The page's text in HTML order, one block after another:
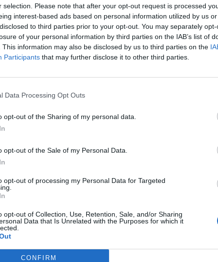
selection. Please note that after your opt-out request is processed
interest-based ads based on personal information utilized by us
to third parties prior to your opt-out. You may separately
of your personal information by third parties on the IAB’s list of
This information may also be disclosed by us to third parties on the
Participants that may further disclose it to other third parties.
Data Processing Opt Outs
opt-out of the Sharing of my personal data.
opt-out of the Sale of my Personal Data.
opt-out of processing my Personal Data for Targeted
opt-out of Collection, Use, Retention, Sale, and/or Sharing
Data that Is Unrelated with the Purposes for which it
CONFIRM
ότι, λόγω απαραίτητων τεχνικών
Γενική Διακοπή Ρεύματος το
Πόλη Σπάρτης, Βασσαράς, Αφυσσού,
Αμύκλες, Σκούρα, Γκοριτσά, Γεράκι,
Σπάρτης, Αλέσια, Αγ.Νικόλαος Σπάρτης,
Ξηροκάμπι, Καλύβια Σοχάς,
Γεωργίτσι (Βόρειοι Δήμοι
Σπάρτη.
και μπορεί να γίνει και πριν από
και τα δίκτυα θα πρέπει να
ΤΑΣΗ.
στους αγωγούς ή σε άλλα στοιχεία